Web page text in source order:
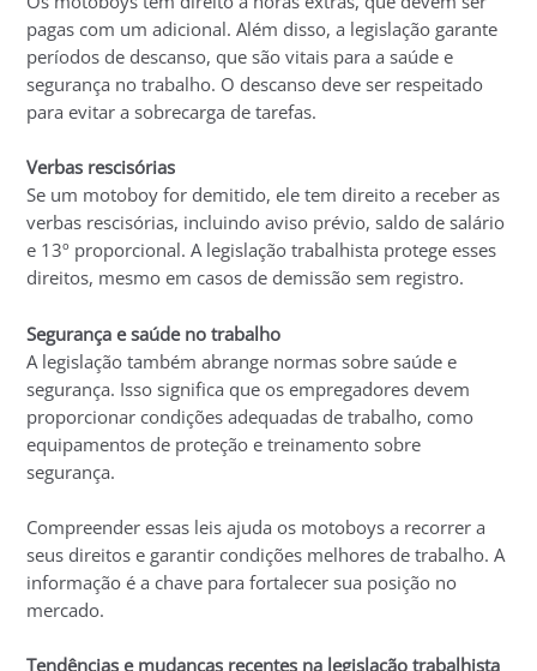
pagas com um adicional. Além disso, a legislação garante
períodos de descanso, que são vitais para a saúde e
segurança no trabalho. O descanso deve ser respeitado
para evitar a sobrecarga de tarefas.
Verbas rescisórias
Se um motoboy for demitido, ele tem direito a receber as
verbas rescisórias, incluindo aviso prévio, saldo de salário
e 13º proporcional. A legislação trabalhista protege esses
direitos, mesmo em casos de demissão sem registro.
Segurança e saúde no trabalho
A legislação também abrange normas sobre saúde e
segurança. Isso significa que os empregadores devem
proporcionar condições adequadas de trabalho, como
equipamentos de proteção e treinamento sobre
segurança.
Compreender essas leis ajuda os motoboys a recorrer a
seus direitos e garantir condições melhores de trabalho. A
informação é a chave para fortalecer sua posição no
mercado.
Tendências e mudanças recentes na legislação trabalhista